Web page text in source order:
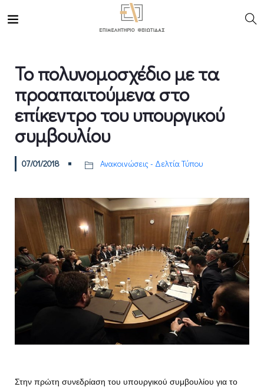
Το πολυνομοσχέδιο με τα
προαπαιτούμενα στο
επίκεντρο του υπουργικού
συμβουλίου
07/01/2018 Ανακοινώσεις - Δελτία Τύπου
Στην πρώτη συνεδρίαση του υπουργικού συμβουλίου για το